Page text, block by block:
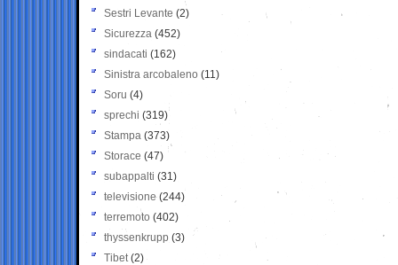
Sestri Levante (2)
Sicurezza (452)
sindacati (162)
Sinistra arcobaleno (11)
Soru (4)
sprechi (319)
Stampa (373)
Storace (47)
subappalti (31)
televisione(244)
terremoto (402)
thyssenkrupp (3)
Tibet(2)